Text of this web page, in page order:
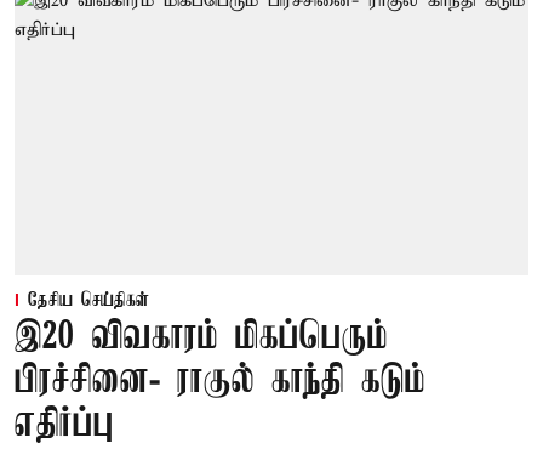
தேசிய செய்திகள்
இ20 விவகாரம் மிகப்பெரும்
பிரச்சினை- ராகுல் காந்தி கடும்
எதிர்ப்பு